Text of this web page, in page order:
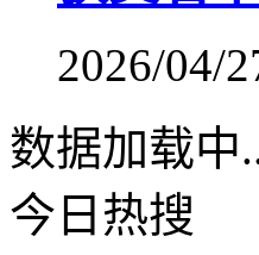
2026/04/
数据加载中
今日热搜